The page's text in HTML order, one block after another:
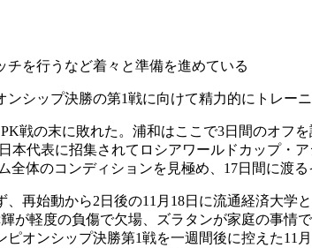
を行うなど着々と準備を進めている
シップ決勝の第1戦に向けて精力的にトレーニ
戦の末に敗れた。浦和はここで3日間のオフ
本代表に招集されてロシアワールドカップ・
体のコンディションを見極め、17日間に渡
再始動から2日後の11月18日に流通経済大
が軽度の負傷で欠場、ズラタンが家庭の事
オンシップ決勝第1戦を一週間後に控えた